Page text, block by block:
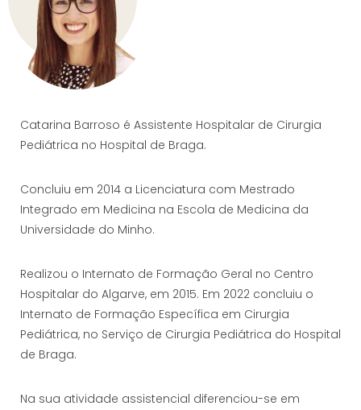
Catarina Barroso é Assistente Hospitalar de Cirurgia
Pediátrica no Hospital de Braga.
Concluiu em 2014 a Licenciatura com Mestrado
Integrado em Medicina na Escola de Medicina da
Universidade do Minho.
Realizou o Internato de Formação Geral no Centro
Hospitalar do Algarve, em 2015. Em 2022 concluiu o
Internato de Formação Específica em Cirurgia
Pediátrica, no Serviço de Cirurgia Pediátrica do Hospital
de Braga.
Na sua atividade assistencial diferenciou-se em